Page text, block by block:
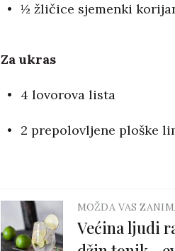
½ žličice sjemenki
Za ukras
4 lovorova lista
2 prepolovljene ploške
MOŽDA VAS
Većina ljudi